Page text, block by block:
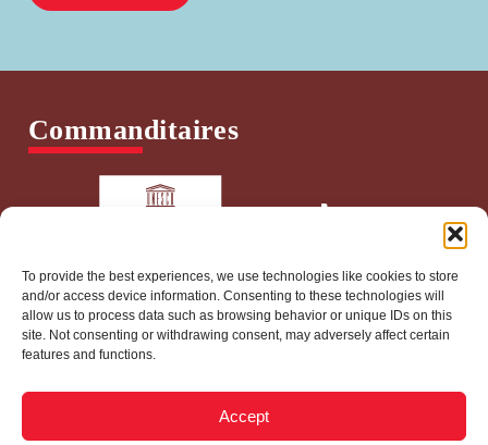
To provide the best experiences, we use technologies like cookies to store
and/or access device information. Consenting to these technologies will
allow us to process data such as browsing behavior or unique IDs on this
site. Not consenting or withdrawing consent, may adversely affect certain
features and functions.
Accept
Commanditaires
Politique de confidentialité